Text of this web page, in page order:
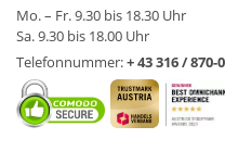
Mo. – Fr. 9.30 bis 18.30 Uhr
Sa. 9.30 bis 18.00 Uhr
Telefonnummer:+ 43 316 / 870-0